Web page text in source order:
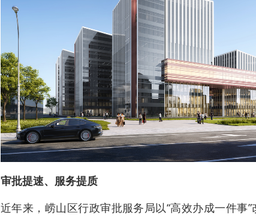
审批提速、服务提质
近年来，崂山区行政审批服务局以“高效办成一件事